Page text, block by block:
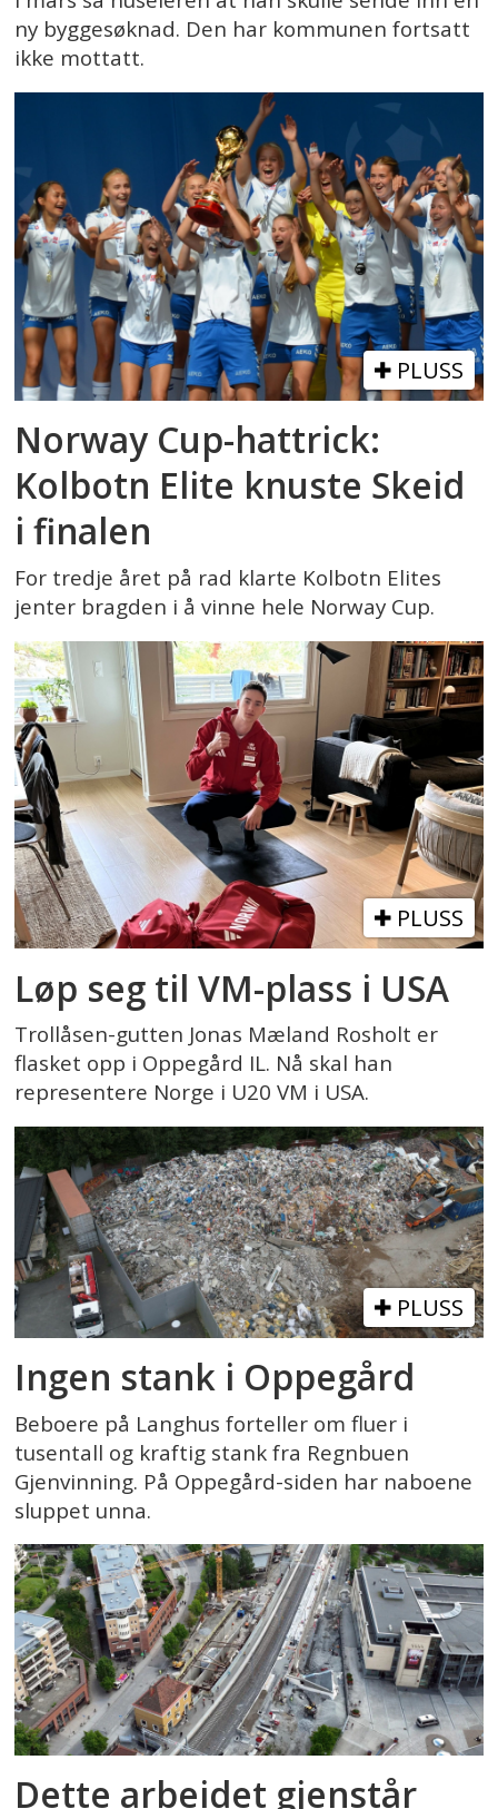
ny byggesøknad. Den har kommunen fortsatt
ikke mottatt.
PLUSS
Norway Cup-hattrick:
Kolbotn Elite knuste Skeid
i finalen
For tredje året på rad klarte Kolbotn Elites
jenter bragden i å vinne hele Norway Cup.
PLUSS
Løp seg til VM-plass i USA
Trollåsen-gutten Jonas Mæland Rosholt er
flasket opp i Oppegård IL. Nå skal han
representere Norge i U20 VM i USA.
PLUSS
Ingen stank i Oppegård
Beboere på Langhus forteller om fluer i
tusentall og kraftig stank fra Regnbuen
Gjenvinning. På Oppegård-siden har naboene
sluppet unna.
Dette arbeidet gjenstår